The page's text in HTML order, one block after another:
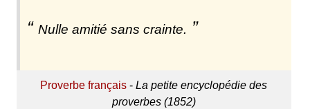
Nulle amitié sans crainte.
Proverbe français -La petite encyclopédie des
proverbes (1852)